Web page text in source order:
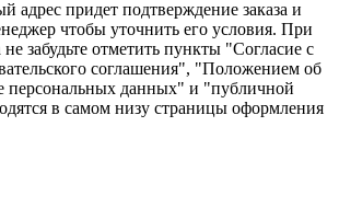
адрес придет подтверждение заказа и
чтобы уточнить его условия. При
забудьте отметить пункты "Согласие с
соглашения", "Положением об
персональных данных" и "публичной
в самом низу страницы оформления